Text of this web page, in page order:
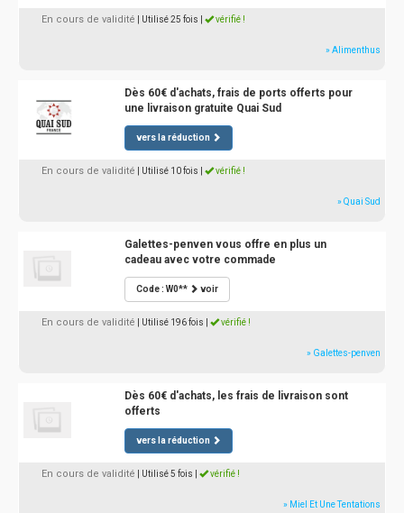
En cours de validité | Utilisé 25 fois vérifié !
» Alimenthus
Dès 60€ d'achats, frais de ports offerts pour
une livraison gratuite Quai Sud
vers la réduction
En cours de validité | Utilisé 10 fois vérifié !
» Quai Sud
Galettes-penven vous offre en plus un
cadeau avec votre commade
Code : W0** voir
En cours de validité | Utilisé 196 fois vérifié !
» Galettes-penven
Dès 60€ d'achats, les frais de livraison sont
offerts
vers la réduction
En cours de validité | Utilisé 5 fois vérifié !
» Miel Et Une Tentations